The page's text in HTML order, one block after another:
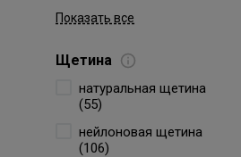
Показать все
Щетина
натуральная щетина
(55)
нейлоновая щетина
(106)